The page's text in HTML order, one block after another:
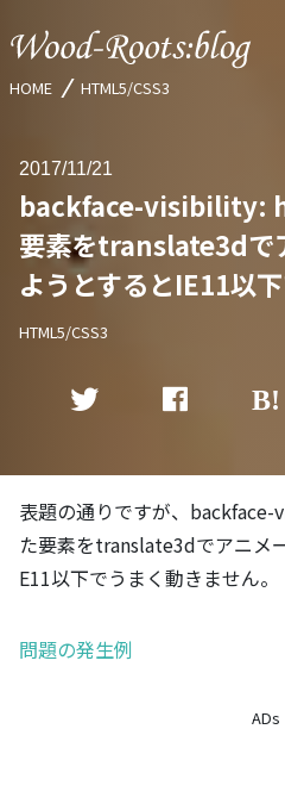
HOME HTML5/CSS3
2017 11/21
backface-visibility:
要素をtranslate3dで
ようとするとIE11以
HTML5/CSS3
表題の通りですが、
た要素をtranslate3dでアニメ
E11以下でうまく動きません。
問題の発生例
ADs